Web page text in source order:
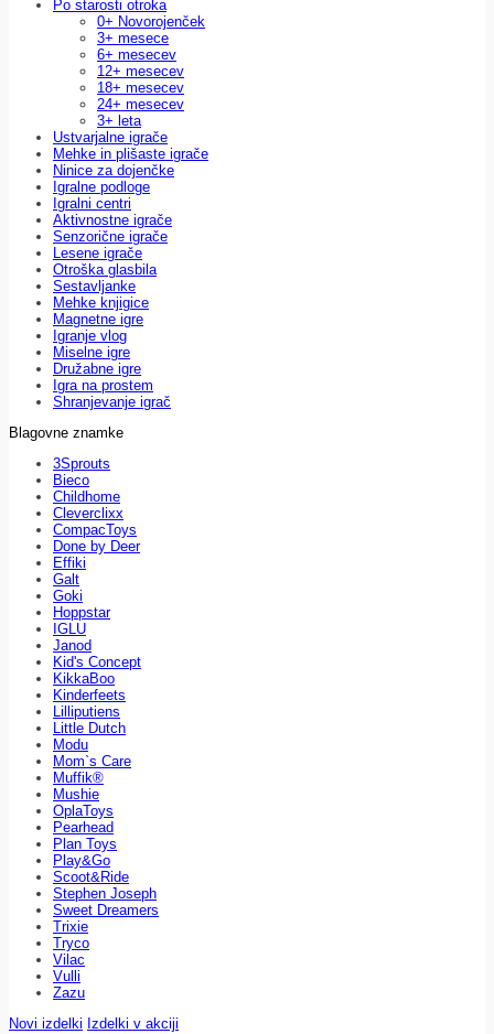
Po starosti otroka
0+ Novorojenček
3+ mesece
6+ mesecev
12+ mesecev
18+ mesecev
24+ mesecev
3+ leta
Ustvarjalne igrače
Mehke in plišaste igrače
Ninice za dojenčke
Igralne podloge
Igralni centri
Aktivnostne igrače
Senzorične igrače
Lesene igrače
Otroška glasbila
Sestavljanke
Mehke knjigice
Magnetne igre
Igranje vlog
Miselne igre
Družabne igre
Igra na prostem
Shranjevanje igrač
Blagovne znamke
3Sprouts
Bieco
Childhome
Cleverclixx
CompacToys
Done by Deer
Effiki
Galt
Goki
Hoppstar
IGLU
Janod
Kid's Concept
KikkaBoo
Kinderfeets
Lilliputiens
Little Dutch
Modu
Mom`s Care
Muffik®
Mushie
OplaToys
Pearhead
Plan Toys
Play&Go
Scoot&Ride
Stephen Joseph
Sweet Dreamers
Trixie
Tryco
Vilac
Vulli
Zazu
Novi izdelki Izdelki v akciji